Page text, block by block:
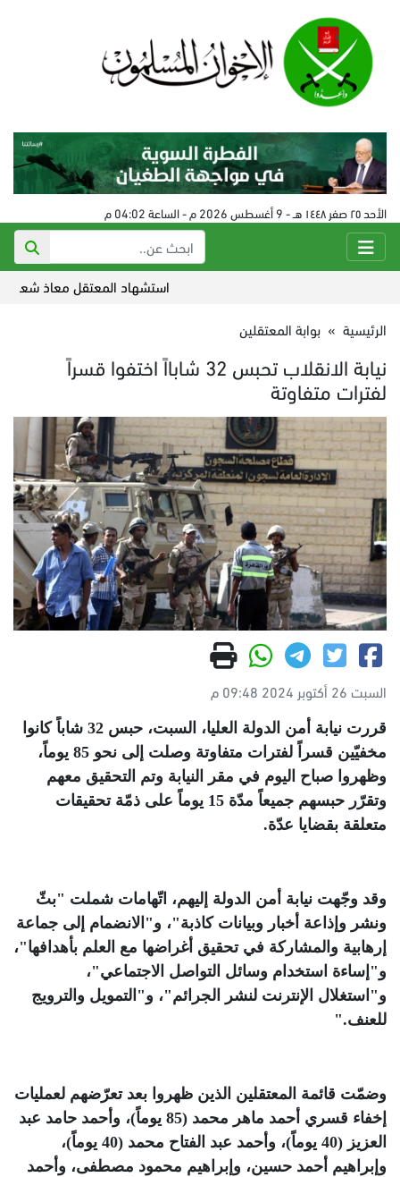
الأحد ٢٥ صفر ١٤٤٨ هـ - 9 أغسطس 2026 م - الساعة 04:02 م
استشهاد المعتقل معاذ شعيب
الرئيسية » بوابة المعتقلين
نيابة الانقلاب تحبس 32 شابااً اختفوا قسراً
لفترات متفاوتة
السبت 26 أكتوبر 2024 09:48 م
قررت نيابة أمن الدولة العليا، السبت، حبس 32 شاباً كانوا
مخفيّين قسراً لفترات متفاوتة وصلت إلى نحو 85 يوماً،
وظهروا صباح اليوم في مقر النيابة وتم التحقيق معهم
وتقرّر حبسهم جميعاً مدّة 15 يوماً على ذمّة تحقيقات
متعلقة بقضايا عدّة.
وقد وجّهت نيابة أمن الدولة إليهم، اتّهامات شملت "بثّ
ونشر وإذاعة أخبار وبيانات كاذبة"، و"الانضمام إلى جماعة
إرهابية والمشاركة في تحقيق أغراضها مع العلم بأهدافها"،
و"إساءة استخدام وسائل التواصل الاجتماعي"،
و"استغلال الإنترنت لنشر الجرائم"، و"التمويل والترويج
للعنف".
وضمّت قائمة المعتقلين الذين ظهروا بعد تعرّضهم لعمليات
إخفاء قسري أحمد ماهر محمد (85 يوماً)، وأحمد حامد عبد
العزيز (40 يوماً)، وأحمد عبد الفتاح محمد (40 يوماً)،
وإبراهيم أحمد حسين، وإبراهيم محمود مصطفى، وأحمد